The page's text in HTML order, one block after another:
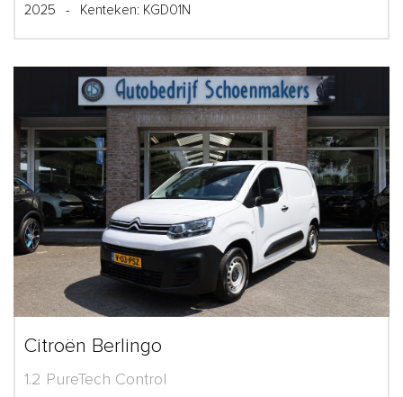
2025
- Kenteken: KGD01N
Citroën Berlingo
1.2 PureTech Control